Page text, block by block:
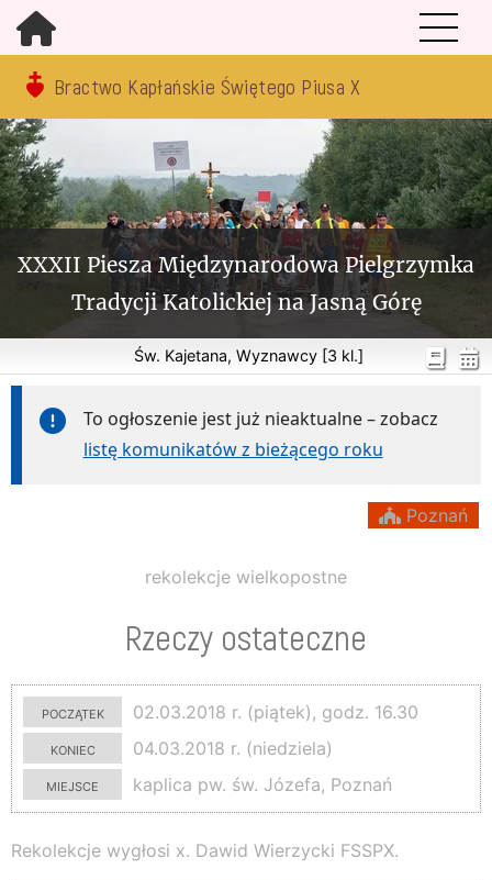
Bractwo Kapłańskie Świętego Piusa X
XXXII Piesza Międzynarodowa Pielgrzymka
Tradycji Katolickiej na Jasną Górę
Św. Kajetana, Wyznawcy [3 kl.]
To ogłoszenie jest już nieaktualne – zobacz
listę komunikatów z bieżącego roku
Poznań
rekolekcje wielkopostne
Rzeczy ostateczne
początek
02.03.2018 r. (piątek), godz. 16.30
koniec
04.03.2018 r. (niedziela)
miejsce
kaplica pw. św. Józefa, Poznań
Rekolekcje wygłosi x. Dawid Wierzycki FSSPX.